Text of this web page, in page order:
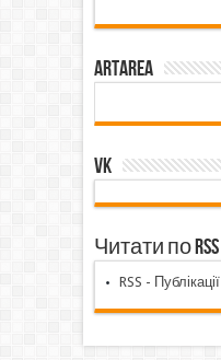
ArtArea
VK
Читати по RSS
RSS - Публікації